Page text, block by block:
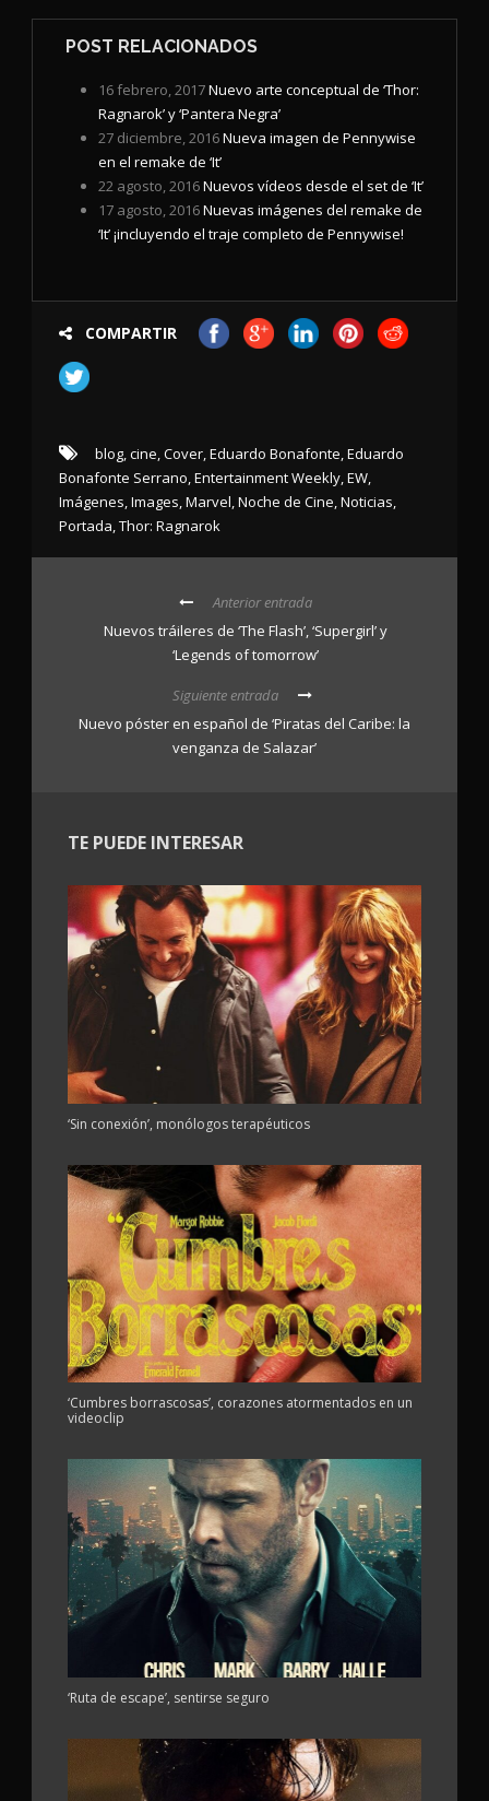
POST RELACIONADOS
16 febrero, 2017Nuevo arte conceptual de ‘Thor:
Ragnarok’ y ‘Pantera Negra’
27 diciembre, 2016Nueva imagen de Pennywise
en el remake de ‘It’
22 agosto, 2016Nuevos vídeos desde el set de ‘It’
17 agosto, 2016Nuevas imágenes del remake de
‘It’ ¡incluyendo el traje completo de Pennywise!
COMPARTIR
blog,cine,Cover,Eduardo Bonafonte,Eduardo
Bonafonte Serrano,Entertainment Weekly,EW,
Imágenes,Images,Marvel,Noche de Cine,Noticias,
Portada,Thor: Ragnarok
Anterior entrada
Nuevos tráileres de ‘The Flash’, ‘Supergirl’ y
‘Legends of tomorrow’
Siguiente entrada
Nuevo póster en español de ‘Piratas del Caribe: la
venganza de Salazar’
TE PUEDE INTERESAR
‘Sin conexión’, monólogos terapéuticos
‘Cumbres borrascosas’, corazones atormentados en un
videoclip
‘Ruta de escape’, sentirse seguro